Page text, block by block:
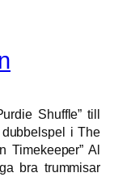
Shuffle” till
i The
Timekeeper” Al
bra trummisar